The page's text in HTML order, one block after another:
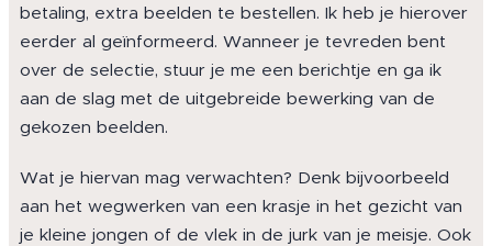
betaling, extra beelden te bestellen. Ik heb je hierover
eerder al geïnformeerd. Wanneer je tevreden bent
over de selectie, stuur je me een berichtje en ga ik
aan de slag met de uitgebreide bewerking van de
gekozen beelden.
Wat je hiervan mag verwachten? Denk bijvoorbeeld
aan het wegwerken van een krasje in het gezicht van
je kleine jongen of de vlek in de jurk van je meisje. Ook